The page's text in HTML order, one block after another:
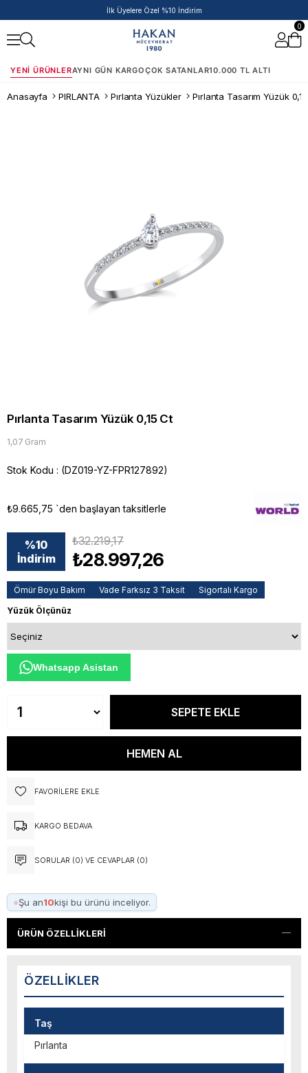
İlk Üyelere Özel %10 İndirim
0
YENI ÜRÜNLERAYNI GÜN KARGOÇOK SATANLAR10.000 TL ALTI
Anasayfa PIRLANTA Pırlanta Yüzükler Pırlanta Tasarım Yüzük
Pırlanta Tasarım Yüzük 0,15 Ct
1,07 Gram
Stok Kodu (DZ019-YZ-FPR127892)
₺9.665,75 `den başlayan taksitlerle
%10
İndirim
₺32.219,17
₺28.997,26
Ömür Boyu Bakım Vade Farksız 3 Taksit
Sigortalı Kargo
Yüzük Ölçünüz
Whatsapp Asistan
FAVORILERE EKLE
KARGO BEDAVA
SORULAR (0) VE CEVAPLAR (0)
●Şu an10kişi bu ürünü inceliyor.
ÜRÜN ÖZELLIKLERI
ÖZELLIKLER
Taş
Pırlanta